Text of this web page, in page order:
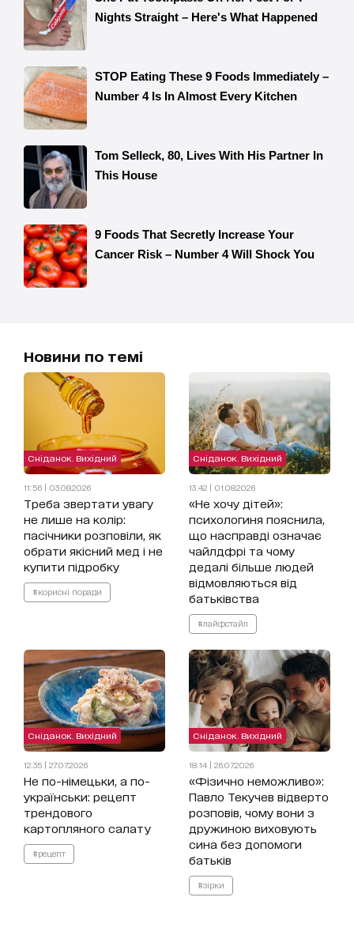
Новини по темі
Сніданок. Вихідний
11:56 | 03.08.2026
Треба звертати увагу
не лише на колір:
пасічники розповіли, як
обрати якісний мед і не
купити підробку
#корисні поради
Сніданок. Вихідний
13:42 | 01.08.2026
«Не хочу дітей»:
психологиня пояснила,
що насправді означає
чайлдфрі та чому
дедалі більше людей
відмовляються від
батьківства
#лайфстайл
Сніданок. Вихідний
12:35 | 27.07.2026
Не по-німецьки, а по-
українськи: рецепт
трендового
картопляного салату
#рецепт
Сніданок. Вихідний
18:14 | 26.07.2026
«Фізично неможливо»:
Павло Текучев відверто
розповів, чому вони з
дружиною виховують
сина без допомоги
батьків
#зірки